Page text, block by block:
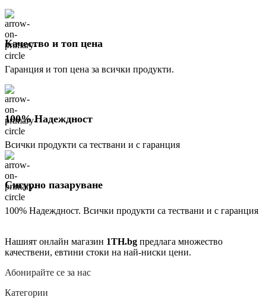
Качество и топ цена
Гаранция и топ цена за всички продукти.
100% Надеждност
Всички продукти са тествани и с гаранция
Сигурно пазаруване
100% Надеждност. Всички продукти са тествани и с гаранция
Нашият онлайн магазин 1TH.bg предлага множество
качествени, евтини стоки на най-ниски цени.
Абонирайте се за нас
Категории